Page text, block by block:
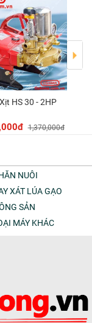
Thêm vào giỏ
Xịt HS 30 - 2HP
1,370,000đ
NUÔI
XÁT LÚA GẠO
SẢN
MÁY KHÁC